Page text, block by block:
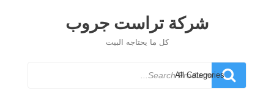
شركة تراست جروب
كل ما يحتاجه البيت
Search
for